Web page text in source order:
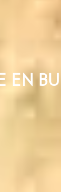
EN